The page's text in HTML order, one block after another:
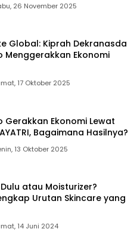
26 November 2025
Global: Kiprah Dekranasda
Menggerakkan Ekonomi
17 Oktober 2025
Gerakkan Ekonomi Lewat
Bagaimana Hasilnya?
13 Oktober 2025
atau Moisturizer?
Urutan Skincare yang
14 Juni 2024